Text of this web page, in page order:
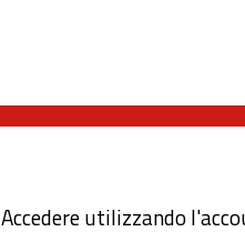
Accedere utilizzando